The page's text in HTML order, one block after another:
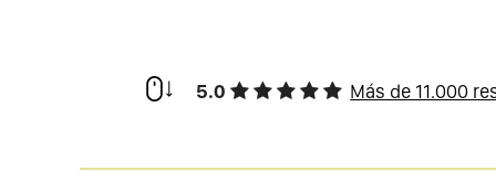
5.0 Más de 11.000